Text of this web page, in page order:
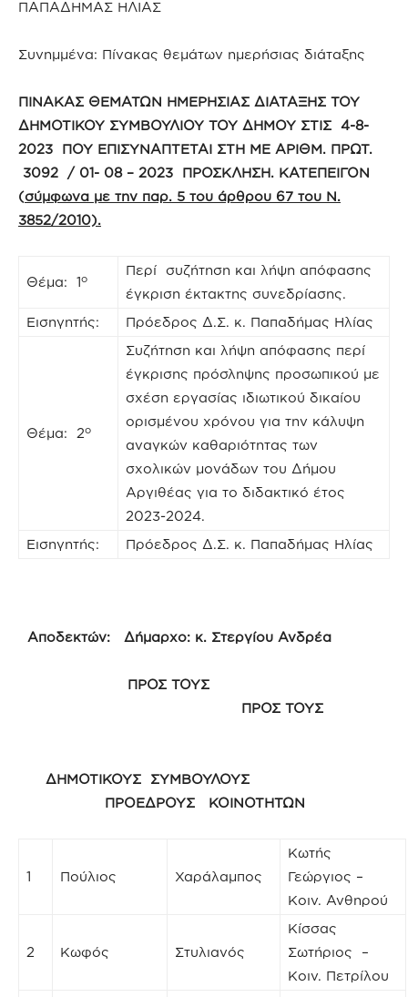
ΠΑΠΑΔΗΜΑΣ ΗΛΙΑΣ
Συνημμένα: Πίνακας θεμάτων ημερήσιας διάταξης
ΠΙΝΑΚΑΣ ΘΕΜΑΤΩΝ ΗΜΕΡΗΣΙΑΣ ΔΙΑΤΑΞΗΣ ΤΟΥ
ΔΗΜΟΤΙΚΟΥ ΣΥΜΒΟΥΛΙΟΥ ΤΟΥ ΔΗΜΟΥ ΣΤΙΣ 4-8-
2023 ΠΟΥ ΕΠΙΣΥΝΑΠΤΕΤΑΙ ΣΤΗ ΜΕ ΑΡΙΘΜ. ΠΡΩΤ.
3092 / 01- 08 – 2023 ΠΡΟΣΚΛΗΣΗ. ΚΑΤΕΠΕΙΓΟΝ
(σύμφωνα με την παρ. 5 του άρθρου 67 του Ν.
3852/2010).
Θέμα: 1ο
Περί συζήτηση και λήψη απόφασης
έγκριση έκτακτης συνεδρίασης.
Εισηγητής:
Πρόεδρος Δ.Σ. κ. Παπαδήμας Ηλίας
Θέμα: 2ο
Συζήτηση και λήψη απόφασης περί
έγκρισης πρόσληψης προσωπικού με
σχέση εργασίας ιδιωτικού δικαίου
ορισμένου χρόνου για την κάλυψη
αναγκών καθαριότητας των
σχολικών μονάδων του Δήμου
Αργιθέας για το διδακτικό έτος
2023-2024.
Εισηγητής:
Πρόεδρος Δ.Σ. κ. Παπαδήμας Ηλίας
Αποδεκτών: Δήμαρχο: κ. Στεργίου Ανδρέα
ΠΡΟΣ ΤΟΥΣ
ΠΡΟΣ ΤΟΥΣ
ΔΗΜΟΤΙΚΟΥΣ ΣΥΜΒΟΥΛΟΥΣ
ΠΡΟΕΔΡΟΥΣ ΚΟΙΝΟΤΗΤΩΝ
1 Πούλιος Χαράλαμπος
Κωτής
Γεώργιος –
Κοιν. Ανθηρού
2 Κωφός Στυλιανός
Κίσσας
Σωτήριος –
Κοιν. Πετρίλου